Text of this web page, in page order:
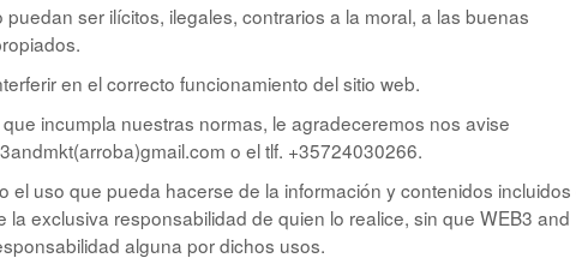
ser ilícitos, ilegales, contrarios a la moral, a las buenas
en el correcto funcionamiento del sitio web.
incumpla nuestras normas, le agradeceremos nos avise
o el tlf. +35724030266.
el uso que pueda hacerse de la información y contenidos incluidos
exclusiva responsabilidad de quien lo realice, sin que WEB3 and
alguna por dichos usos.